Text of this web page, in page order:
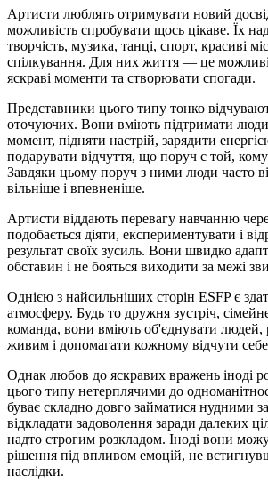
Артисти люблять отримувати новий
можливість спробувати щось цікаве. Їх
творчість, музика, танці, спорт, красиві
спілкування. Для них життя — це
яскраві моменти та створювати спогади.
Представники цього типу тонко
оточуючих. Вони вміють підтримати
момент, підняти настрій, зарядити
подарувати відчуття, що поруч є той,
Завдяки цьому поруч з ними люди часто
вільніше і впевненіше.
Артисти віддають перевагу навчанню
подобається діяти, експериментувати і
результат своїх зусиль. Вони швидко
обставин і не бояться виходити за межі
Однією з найсильніших сторін ESFP є
атмосферу. Будь то дружня зустріч,
команда, вони вміють об'єднувати людей,
живим і допомагати кожному відчути
Однак любов до яскравих вражень іноді
цього типу нетерплячими до
буває складно довго займатися нудними
відкладати задоволення заради далеких
надто строгим розкладом. Іноді вони
рішення під впливом емоцій, не
наслідки.